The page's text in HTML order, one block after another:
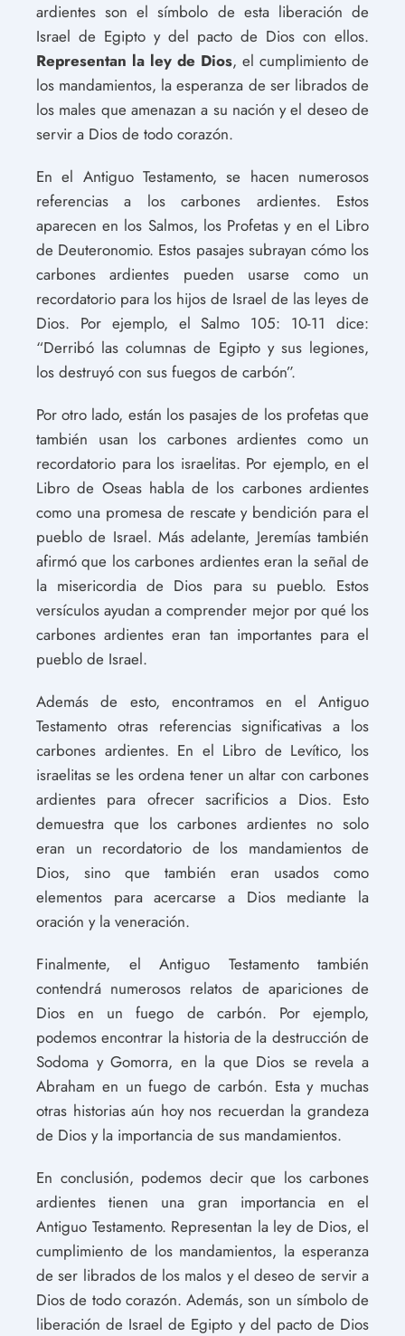
ardientes son el símbolo de esta liberación de
Israel de Egipto y del pacto de Dios con ellos.
Representan la ley de Dios, el cumplimiento de
los mandamientos, la esperanza de ser librados de
los males que amenazan a su nación y el deseo de
servir a Dios de todo corazón.
En el Antiguo Testamento, se hacen numerosos
referencias a los carbones ardientes. Estos
aparecen en los Salmos, los Profetas y en el Libro
de Deuteronomio. Estos pasajes subrayan cómo los
carbones ardientes pueden usarse como un
recordatorio para los hijos de Israel de las leyes de
Dios. Por ejemplo, el Salmo 105: 10-11 dice:
“Derribó las columnas de Egipto y sus legiones,
los destruyó con sus fuegos de carbón”.
Por otro lado, están los pasajes de los profetas que
también usan los carbones ardientes como un
recordatorio para los israelitas. Por ejemplo, en el
Libro de Oseas habla de los carbones ardientes
como una promesa de rescate y bendición para el
pueblo de Israel. Más adelante, Jeremías también
afirmó que los carbones ardientes eran la señal de
la misericordia de Dios para su pueblo. Estos
versículos ayudan a comprender mejor por qué los
carbones ardientes eran tan importantes para el
pueblo de Israel.
Además de esto, encontramos en el Antiguo
Testamento otras referencias significativas a los
carbones ardientes. En el Libro de Levítico, los
israelitas se les ordena tener un altar con carbones
ardientes para ofrecer sacrificios a Dios. Esto
demuestra que los carbones ardientes no solo
eran un recordatorio de los mandamientos de
Dios, sino que también eran usados como
elementos para acercarse a Dios mediante la
oración y la veneración.
Finalmente, el Antiguo Testamento también
contendrá numerosos relatos de apariciones de
Dios en un fuego de carbón. Por ejemplo,
podemos encontrar la historia de la destrucción de
Sodoma y Gomorra, en la que Dios se revela a
Abraham en un fuego de carbón. Esta y muchas
otras historias aún hoy nos recuerdan la grandeza
de Dios y la importancia de sus mandamientos.
En conclusión, podemos decir que los carbones
ardientes tienen una gran importancia en el
Antiguo Testamento. Representan la ley de Dios, el
cumplimiento de los mandamientos, la esperanza
de ser librados de los malos y el deseo de servir a
Dios de todo corazón. Además, son un símbolo de
liberación de Israel de Egipto y del pacto de Dios